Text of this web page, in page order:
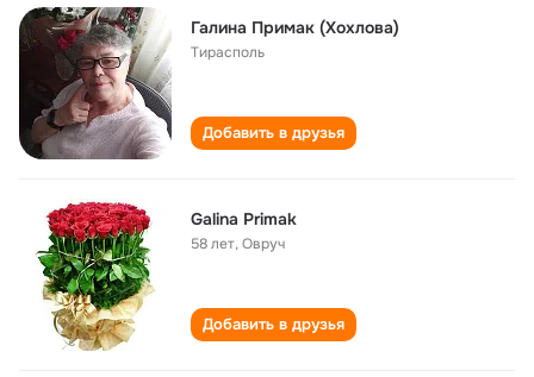
Галина Примак (Хохлова)
Тирасполь
Добавить в друзья
Galina Primak
58 лет,Овруч
Добавить в друзья